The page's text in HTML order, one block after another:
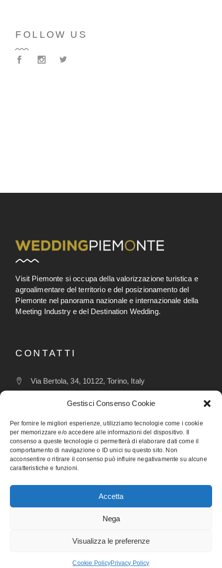
Gestisci Consenso Cookie
Per fornire le migliori esperienze, utilizziamo tecnologie come i cookie
per memorizzare e/o accedere alle informazioni del dispositivo. Il
consenso a queste tecnologie ci permetterà di elaborare dati come il
comportamento di navigazione o ID unici su questo sito. Non
acconsentire o ritirare il consenso può influire negativamente su alcune
caratteristiche e funzioni.
Accetta
Nega
Visualizza le preferenze
Cookie PolicyPrivacy Policy
FOLLOW US
Visit Piemonte si occupa della valorizzazione turistica e
agroalimentare del territorio e del posizionamento del
Piemonte nel panorama nazionale e internazionale della
Meeting Industry e del Destination Wedding.
CONTATTI
Via Bertola, 34, 10122, Torino, Italy
FOLLOW